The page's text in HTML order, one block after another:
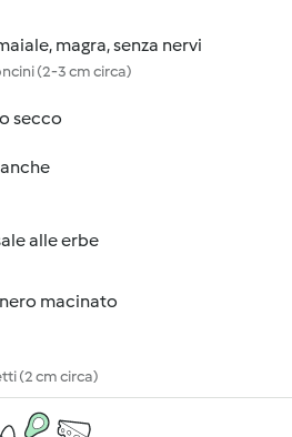
magra, senza nervi
(2-3 cm circa)
secco
alle erbe
macinato
(2 cm circa)